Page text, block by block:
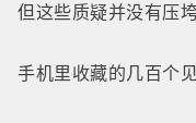
但这些质疑并没有压垮
手机里收藏的几百个